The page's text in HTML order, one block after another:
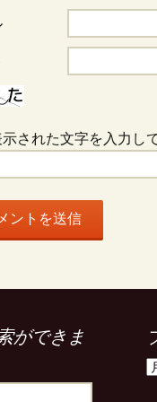
示された文字を入力し
ができま